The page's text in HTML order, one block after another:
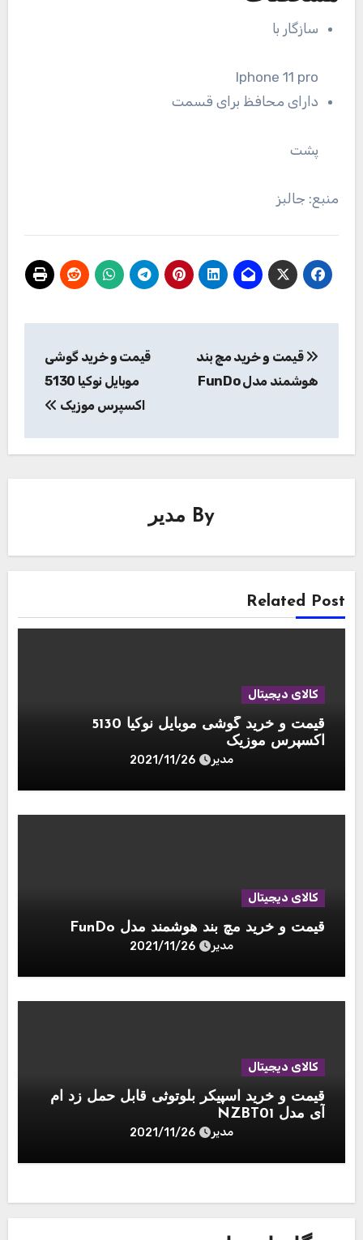
سازگار با
Iphone 11 pro
دارای محافظ برای قسمت
پشت
منبع: جالبز
نوشته
قیمت و خرید مچ بند
هوشمند مدل FunDo
قیمت و خرید گوشی
موبایل نوکیا 5130
اکسپرس موزیک
By مدیر
Related Post
کالای دیجیتال
قیمت و خرید گوشی موبایل نوکیا 5130
اکسپرس موزیک
مدیر 2021/11/26
کالای دیجیتال
قیمت و خرید مچ بند هوشمند مدل FunDo
مدیر 2021/11/26
کالای دیجیتال
قیمت و خرید اسپیکر بلوتوثی قابل حمل زد ام
آی مدل NZBT01
مدیر 2021/11/26